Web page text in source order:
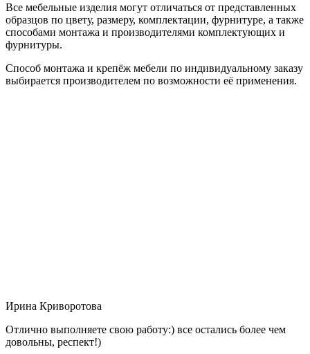
Все мебельные изделия могут отличаться от представленных
образцов по цвету, размеру, комплектации, фурнитуре, а также
способами монтажа и производителями комплектующих и
фурнитуры.
Способ монтажа и крепёж мебели по индивидуальному заказу
выбирается производителем по возможности её применения.
Ирина Криворотова
Отлично выполняете свою работу:) все остались более чем
довольны, респект!)